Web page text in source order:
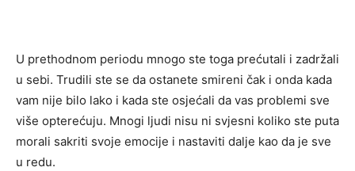
U prethodnom periodu mnogo ste toga prećutali i zadržali
u sebi. Trudili ste se da ostanete smireni čak i onda kada
vam nije bilo lako i kada ste osjećali da vas problemi sve
više opterećuju. Mnogi ljudi nisu ni svjesni koliko ste puta
morali sakriti svoje emocije i nastaviti dalje kao da je sve
u redu.